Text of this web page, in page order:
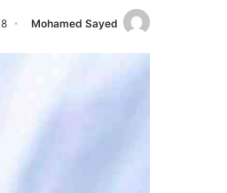
Mohamed Sayed 8 يناير، 2021